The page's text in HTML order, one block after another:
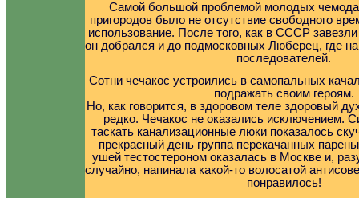
Самой большой проблемой молодых
пригородов было не отсутствие свободного
использование. После того, как в СССР
он добрался и до подмосковных Люберец, где
последователей.
Сотни чечакос устроились в самопальных
подражать своим героям.
Но, как говорится, в здоровом теле здоровый
редко. Чечакос не оказались исключением.
таскать канализационные люки показалось
прекрасный день группа перекачанных
ушей тестостероном оказалась в Москве и,
случайно, напинала какой-то волосатой
понравилось!